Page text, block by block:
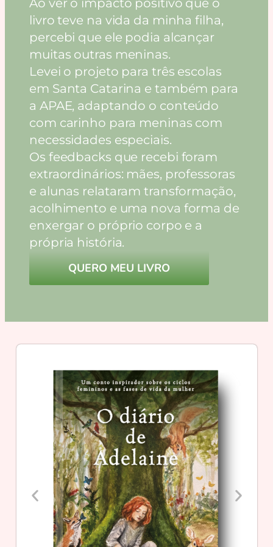
livro teve na vida da minha filha,
percebi que ele podia alcançar
muitas outras meninas.
Levei o projeto para três escolas
em Santa Catarina e também para
a APAE, adaptando o conteúdo
com carinho para meninas com
necessidades especiais.
Os feedbacks que recebi foram
extraordinários: mães, professoras
e alunas relataram transformação,
acolhimento e uma nova forma de
enxergar o próprio corpo e a
própria história.
QUERO MEU LIVRO